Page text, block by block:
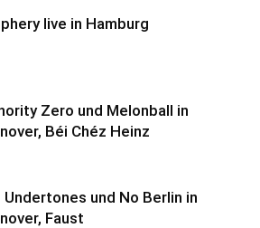
live in Hamburg
Zero und Melonball in
Béi Chéz Heinz
Undertones und No Berlin in
Faust